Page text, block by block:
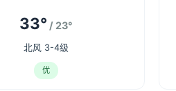
33° / 23°
北风 3-4级
优